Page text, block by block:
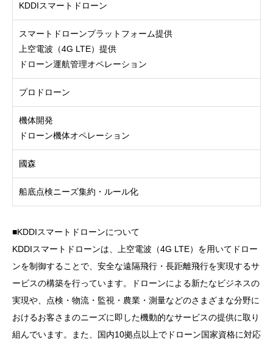
KDDIスマートドローン
スマートドローンプラットフォーム提供
上空電波（4G LTE）提供
ドローン運航管理オペレーション
プロドローン
機体開発
ドローン機体オペレーション
國森
船底点検ニーズ集約・ルール化
■KDDIスマートドローンについて
KDDIスマートドローンは、上空電波（4G LTE）を用いてドロー
ンを制御することで、安全な遠隔飛行・長距離飛行を実現するサ
ービスの構築を行っています。ドローンによる新たなビジネスの
実現や、点検・物流・監視・農業・測量などのさまざまな分野に
おけるお客さまのニーズに即した機動的なサービスの提供に取り
組んでいます。また、国内10拠点以上でドローン国家資格に対応